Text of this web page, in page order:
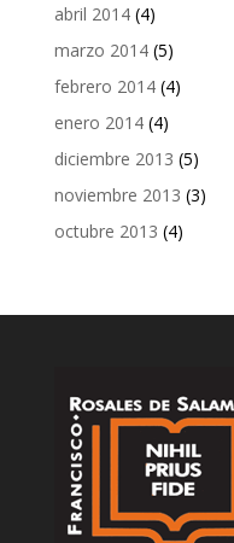
abril 2014(4)
marzo 2014(5)
febrero 2014(4)
enero 2014(4)
diciembre 2013 (5)
noviembre 2013 (3)
octubre 2013 (4)